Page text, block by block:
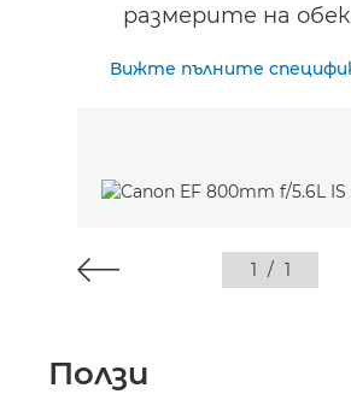
размерите на
Вижте пълните
1 / 1
Ползи